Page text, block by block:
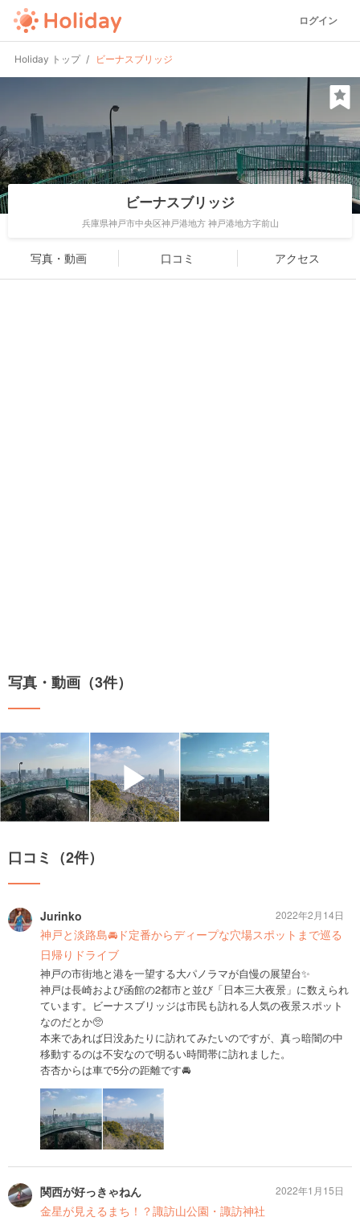
ログイン
Holiday トップ ビーナスブリッジ
ビーナスブリッジ
兵庫県神戸市中央区神戸港地方 神戸港地方字前山
写真・動画 口コミ アクセス
写真・動画（3件）
▶
口コミ（2件）
Jurinko
神戸と淡路島🚘ド定番からディープな穴場スポットまで巡る
日帰りドライブ
神戸の市街地と港を一望する大パノラマが自慢の展望台✨
神戸は長崎および函館の2都市と並び「日本三大夜景」に数えられ
ています。ビーナスブリッジは市民も訪れる人気の夜景スポット
なのだとか🥺
本来であれば日没あたりに訪れてみたいのですが、真っ暗闇の中
移動するのは不安なので明るい時間帯に訪れました。
杏杏からは車で5分の距離です🚘
2022年2月14日
関西が好っきゃねん
金星が見えるまち！？諏訪山公園・諏訪神社
2022年1月15日